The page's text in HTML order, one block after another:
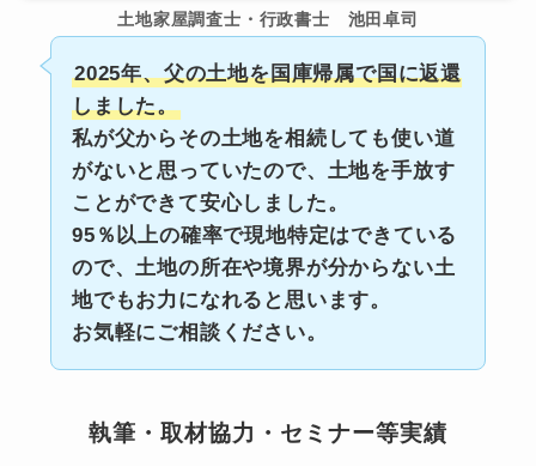
土地家屋調査士・行政書士 池田卓司
2025年、父の土地を国庫帰属で国に返還
しました。
私が父からその土地を相続しても使い道
がないと思っていたので、土地を手放す
ことができて安心しました。
95％以上の確率で現地特定はできている
ので、土地の所在や境界が分からない土
地でもお力になれると思います。
お気軽にご相談ください。
執筆・取材協力・セミナー等実績